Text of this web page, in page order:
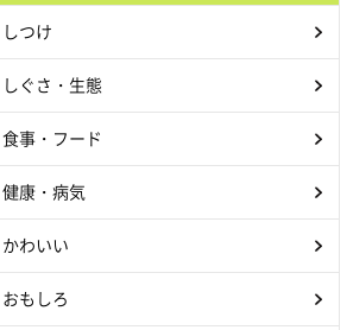
しつけ
しぐさ・生態
食事・フード
健康・病気
かわいい
おもしろ